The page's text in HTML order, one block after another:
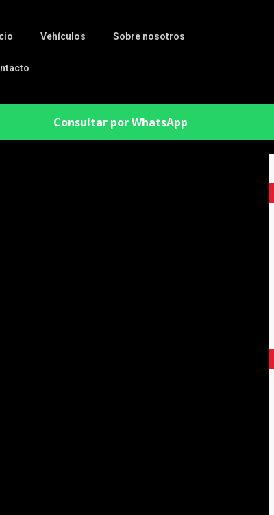
Vehículos Sobre nosotros
Consultar por WhatsApp